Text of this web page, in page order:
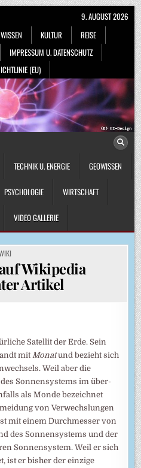
WISSEN KULTUR
REISE
IMPRESSUM U. DATENSCHUTZ
(EU)
9. AUGUST 2026
TECHNIK U. ENERGIE GEOWISSEN
PSYCHOLOGIE WIRTSCHAFT
VIDEO GALLERIE
IN
Wikipedia
Artikel
Satellit der Erde. Sein
mit Monatund bezieht sich
Weil aber die
Sonnen­systems im über­
als Monde bezeich­net
von Verwechs­lungen
mit einem Durch­messer von
des Sonnen­systems und der
Sonnen­system. Weil er sich
ist er bisher der einzige